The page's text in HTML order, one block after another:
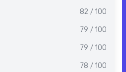
82 / 100
79 / 100
79 / 100
78 / 100